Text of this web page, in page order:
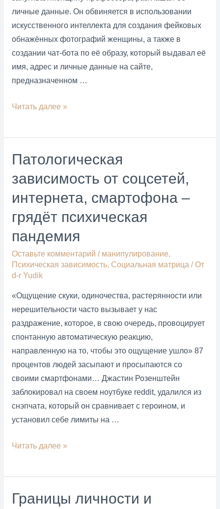
личные данные. Он обвиняется в использовании
искусственного интеллекта для создания фейковых
обнажённых фотографий женщины, а также в
создании чат-бота по её образу, который выдавал её
имя, адрес и личные данные на сайте,
предназначенном …
Интернет-
насилие
становятся
и
вездесущими
Читать далее »
Патологическая
зависимость от соцсетей,
интернета, смартофона –
грядёт психическая
пандемия
Оставьте комментарий / манипулирование,
Психическая зависимость, Социальная матрица/ От
d-r Yudik
«Ощущение скуки, одиночества, растерянности или
нерешительности часто вызывает у нас
раздражение, которое, в свою очередь, провоцирует
спонтанную автоматическую реакцию,
направленную на то, чтобы это ощущение ушло» 87
процентов людей засыпают и просыпаются со
своими смартфонами… Джастин Розенштейн
заблокировал на своем ноутбуке reddit, удалился из
cнэпчата, который он сравнивает с героином, и
установил себе лимиты на …
Патологическая
интернета,
Читать далее »
Границы личности и